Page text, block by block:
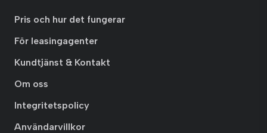
Pris och hur det fungerar
För leasingagenter
Kundtjänst & Kontakt
Om oss
Integritetspolicy
Användarvillkor